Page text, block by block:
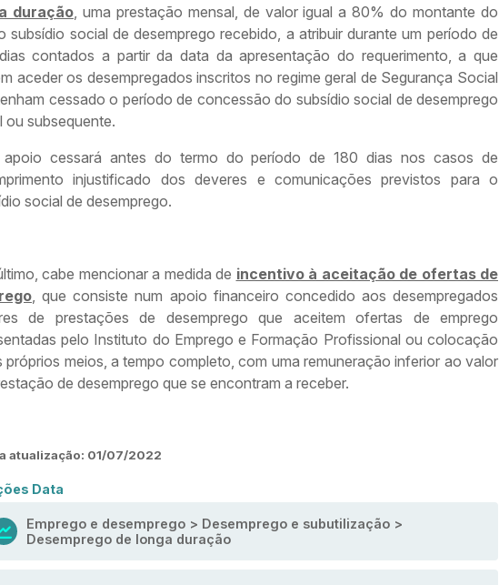
duração, uma prestação mensal, de valor igual a 80% do montante do
subsídio social de desemprego recebido, a atribuir durante um período de
contados a partir da data da apresentação do requerimento, a que
aceder os desempregados inscritos no regime geral de Segurança Social
cessado o período de concessão do subsídio social de desemprego
ou subsequente.
apoio cessará antes do termo do período de 180 dias nos casos de
injustificado dos deveres e comunicações previstos para o
social de desemprego.
cabe mencionar a medida de incentivo à aceitação de ofertas de
, que consiste num apoio financeiro concedido aos desempregados
de prestações de desemprego que aceitem ofertas de emprego
pelo Instituto do Emprego e Formação Profissional ou colocação
próprios meios, a tempo completo, com uma remuneração inferior ao valor
de desemprego que se encontram a receber.
atualização: 01/07/2022
Data
Emprego e desemprego > Desemprego e subutilização >
Desemprego de longa duração